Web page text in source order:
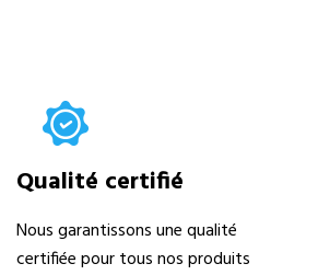
Qualité certifié
Nous garantissons une qualité
certifiée pour tous nos produits